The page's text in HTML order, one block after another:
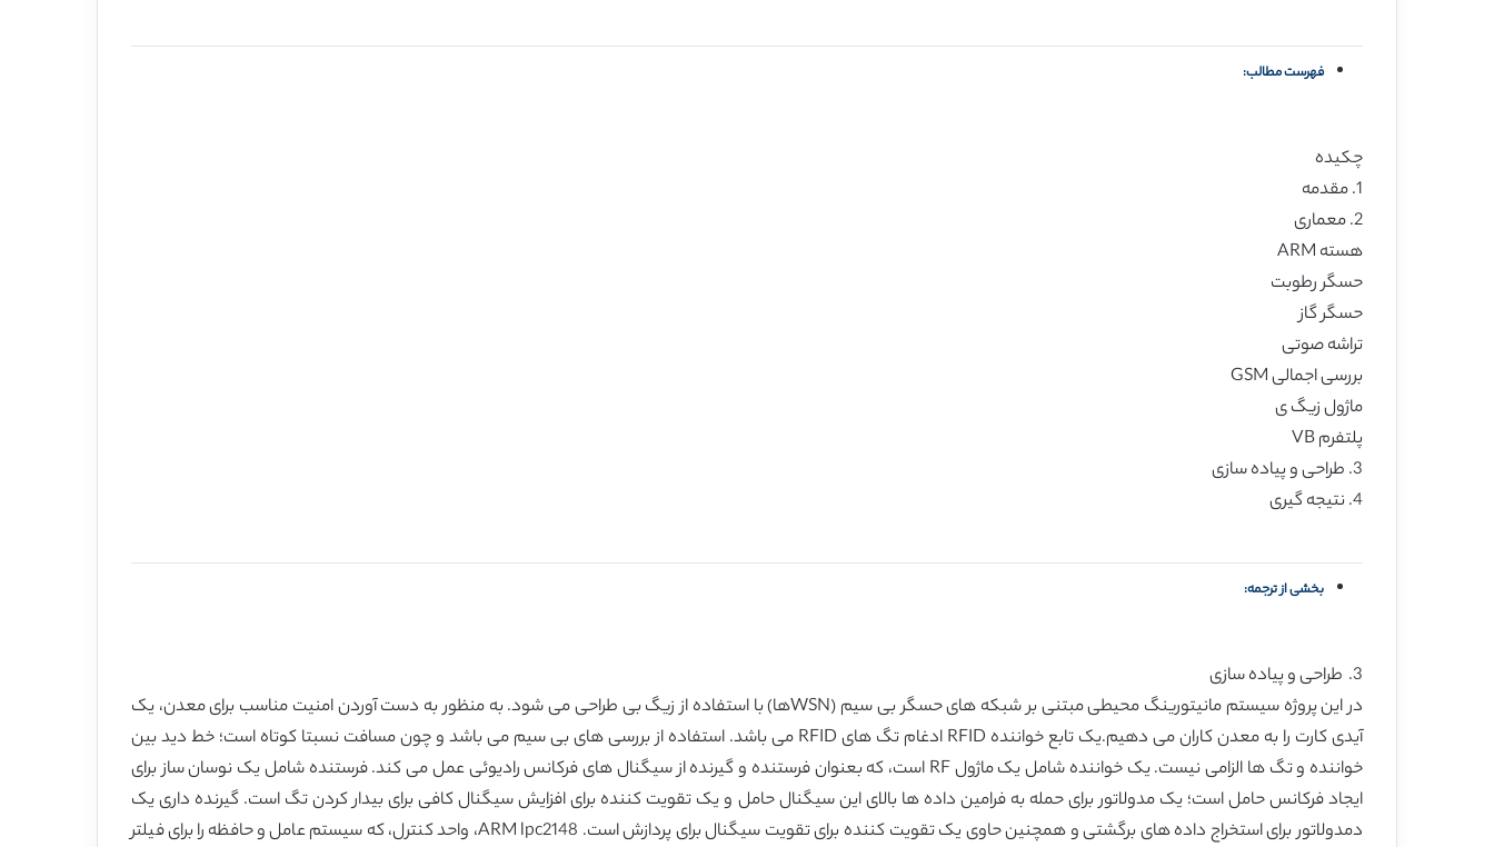
فهرست مطالب:
چکیده
1. مقدمه
2. معماری
هسته ARM
حسگر رطوبت
حسگر گاز
تراشه صوتی
بررسی اجمالی GSM
ماژول زیگ ی
پلتفرم VB
3. طراحی و پیاده سازی
4. نتیجه گیری
بخشی از ترجمه:
3. طراحی و پیاده سازی
در این پروژه سیستم مانیتورینگ محیطی مبتنی بر شبکه های حسگر بی سیم (WSNها) با استفاده از زیگ بی طراحی می شود. به منظور به دست آوردن امنیت مناسب برای معدن، یک
آیدی کارت را به معدن کاران می دهیم.یک تابع خواننده RFID ادغام تگ های RFID می باشد. استفاده از بررسی های بی سیم می باشد و چون مسافت نسبتا کوتاه است؛ خط دید بین
خواننده و تگ ها الزامی نیست. یک خواننده شامل یک ماژول RF است، که بعنوان فرستنده و گیرنده از سیگنال های فرکانس رادیوئی عمل می کند. فرستنده شامل یک نوسان ساز برای
ایجاد فرکانس حامل است؛ یک مدولاتور برای حمله به فرامین داده ها بالای این سیگنال حامل و یک تقویت کننده برای افزایش سیگنال کافی برای بیدار کردن تگ است. گیرنده داری یک
دمدولاتور برای استخراج داده های برگشتی و همچنین حاوی یک تقویت کننده برای تقویت سیگنال برای پردازش است. ARM lpc2148، واحد کنترل، که سیستم عامل و حافظه را برای فیلتر